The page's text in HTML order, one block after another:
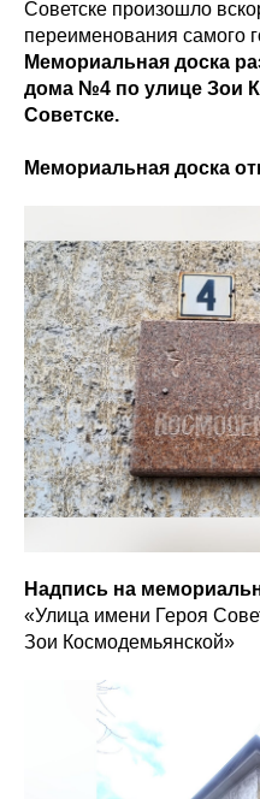
Советске произошло
переименования самого
Мемориальная доска
дома №4 по улице Зои
Советске.
Мемориальная доска
Надпись на
«Улица имени Героя
Зои Космодемьянской»